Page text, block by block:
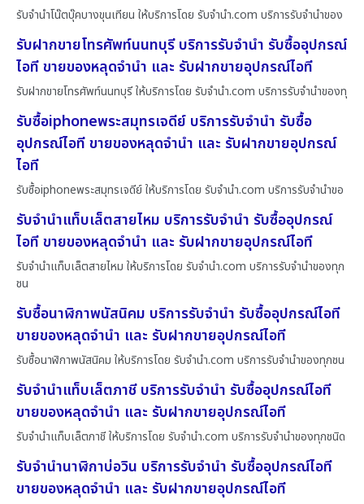
รับจำนำโน๊ตบุ๊คบางขุนเทียน ให้บริการโดย รับจํานํา.com บริการรับจำนำของ
รับฝากขายโทรศัพท์นนทบุรี บริการรับจำนำ รับซื้ออุปกรณ์
ไอที ขายของหลุดจำนำ และ รับฝากขายอุปกรณ์ไอที
รับฝากขายโทรศัพท์นนทบุรี ให้บริการโดย รับจํานํา.com บริการรับจำนำของทุ
รับซื้อiphoneพระสมุทรเจดีย์ บริการรับจำนำ รับซื้อ
อุปกรณ์ไอที ขายของหลุดจำนำ และ รับฝากขายอุปกรณ์
ไอที
รับซื้อiphoneพระสมุทรเจดีย์ ให้บริการโดย รับจํานํา.com บริการรับจำนำขอ
รับจำนำแท็บเล็ตสายไหม บริการรับจำนำ รับซื้ออุปกรณ์
ไอที ขายของหลุดจำนำ และ รับฝากขายอุปกรณ์ไอที
รับจำนำแท็บเล็ตสายไหม ให้บริการโดย รับจํานํา.com บริการรับจำนำของทุก
ชน
รับซื้อนาฬิกาพนัสนิคม บริการรับจำนำ รับซื้ออุปกรณ์ไอที
ขายของหลุดจำนำ และ รับฝากขายอุปกรณ์ไอที
รับซื้อนาฬิกาพนัสนิคม ให้บริการโดย รับจํานํา.com บริการรับจำนำของทุกชน
รับจำนำแท็บเล็ตภาชี บริการรับจำนำ รับซื้ออุปกรณ์ไอที
ขายของหลุดจำนำ และ รับฝากขายอุปกรณ์ไอที
รับจำนำแท็บเล็ตภาชี ให้บริการโดย รับจํานํา.com บริการรับจำนำของทุกชนิด
รับจำนำนาฬิกาบ่อวิน บริการรับจำนำ รับซื้ออุปกรณ์ไอที
ขายของหลุดจำนำ และ รับฝากขายอุปกรณ์ไอที